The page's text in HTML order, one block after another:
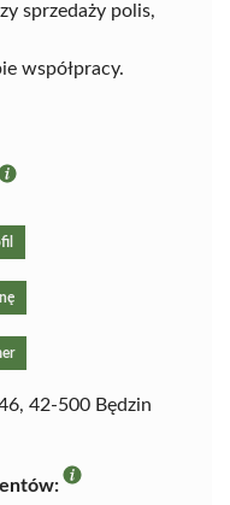
sprzedaży polis,
współpracy.
42-500 Będzin